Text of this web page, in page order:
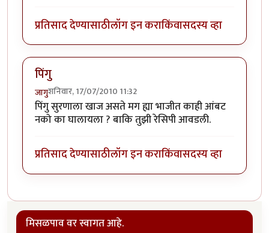
प्रतिसाद देण्यासाठीलॉग इन कराकिंवासदस्य व्हा
पिंगु
जागुशनिवार, 17/07/2010 11:32
पिंगु सुरणाला खाज असते मग ह्या भाजीत काही आंबट
नको का घालायला ? बाकि तुझी रेसिपी आवडली.
प्रतिसाद देण्यासाठीलॉग इन कराकिंवासदस्य व्हा
मिसळपाव वर स्वागत आहे.